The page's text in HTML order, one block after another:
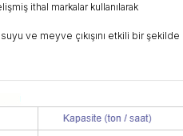
ithal markalar kullanılarak
ve meyve çıkışını etkili bir şekilde